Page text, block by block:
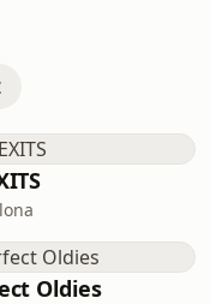
Oldies